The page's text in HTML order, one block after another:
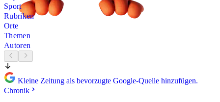
Sport
Rubriken
Orte
Themen
Autoren
Kleine Zeitung als bevorzugte Google-Quelle hinzufügen.
Chronik